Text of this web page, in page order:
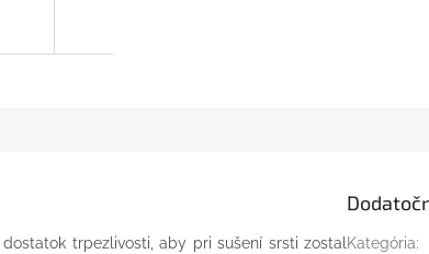
trpezlivosti, aby pri sušení srsti zostal Kategória: